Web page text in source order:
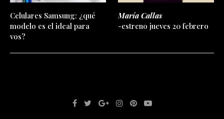
Celulares Samsung: ¿qué
modelo es el ideal para
vos?
María Callas
-estreno jueves 20 febrero